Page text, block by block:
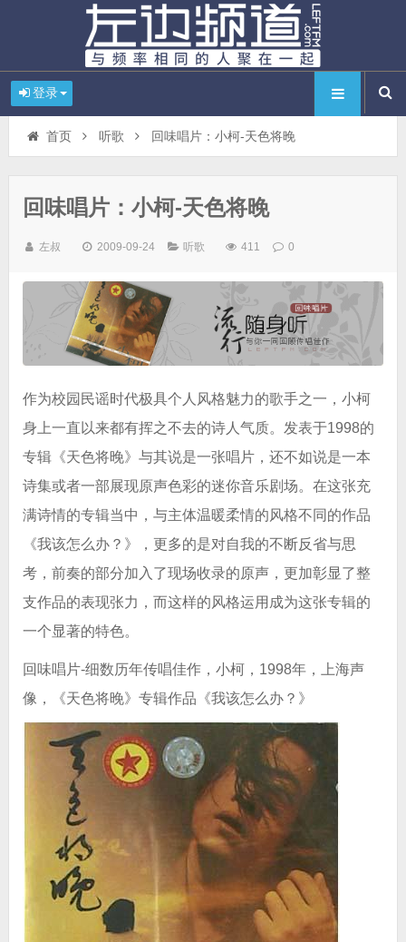
登录
首页 听歌 回味唱片：小柯-天色将晚
回味唱片：小柯-天色将晚
左叔 2009-09-24 听歌 411 0
作为校园民谣时代极具个人风格魅力的歌手之一，小柯
身上一直以来都有挥之不去的诗人气质。发表于1998的
专辑《天色将晚》与其说是一张唱片，还不如说是一本
诗集或者一部展现原声色彩的迷你音乐剧场。在这张充
满诗情的专辑当中，与主体温暖柔情的风格不同的作品
《我该怎么办？》，更多的是对自我的不断反省与思
考，前奏的部分加入了现场收录的原声，更加彰显了整
支作品的表现张力，而这样的风格运用成为这张专辑的
一个显著的特色。
回味唱片-细数历年传唱佳作，小柯，1998年，上海声
像，《天色将晚》专辑作品《我该怎么办？》